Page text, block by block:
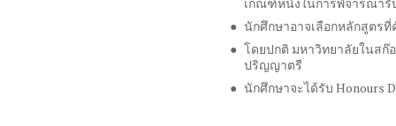
นักศึกษาอาจเลือกหลักสูตรที่
โดยปกติ มหาวิทยาลัยใน
ปริญญาตรี
นักศึกษาจะได้รับ Honours